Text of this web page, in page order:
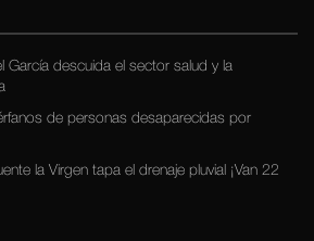
García descuida el sector salud y la
de personas desaparecidas por
la Virgen tapa el drenaje pluvial ¡Van 22